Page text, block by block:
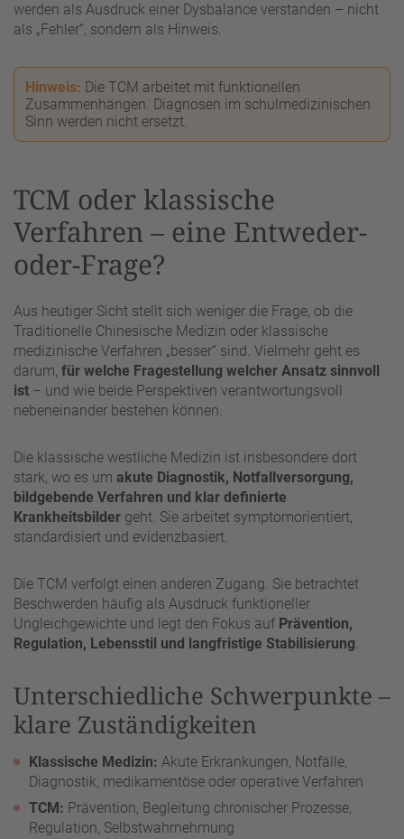
werden als Ausdruck einer Dysbalance verstanden – nicht
als „Fehler“, sondern als Hinweis.
Hinweis: Die TCM arbeitet mit funktionellen
Zusammenhängen. Diagnosen im schulmedizinischen
Sinn werden nicht ersetzt.
TCM oder klassische
Verfahren – eine Entweder-
oder-Frage?
Aus heutiger Sicht stellt sich weniger die Frage, ob die
Traditionelle Chinesische Medizin oder klassische
medizinische Verfahren „besser“ sind. Vielmehr geht es
darum, für welche Fragestellung welcher Ansatz sinnvoll
ist – und wie beide Perspektiven verantwortungsvoll
nebeneinander bestehen können.
Die klassische westliche Medizin ist insbesondere dort
stark, wo es um akute Diagnostik, Notfallversorgung,
bildgebende Verfahren und klar definierte
Krankheitsbilder geht. Sie arbeitet symptomorientiert,
standardisiert und evidenzbasiert.
Die TCM verfolgt einen anderen Zugang. Sie betrachtet
Beschwerden häufig als Ausdruck funktioneller
Ungleichgewichte und legt den Fokus auf Prävention,
Regulation, Lebensstil und langfristige Stabilisierung
Unterschiedliche Schwerpunkte –
klare Zuständigkeiten
Klassische Medizin: Akute Erkrankungen, Notfälle,
Diagnostik, medikamentöse oder operative Verfahren
TCM: Prävention, Begleitung chronischer Prozesse,
Regulation, Selbstwahrnehmung